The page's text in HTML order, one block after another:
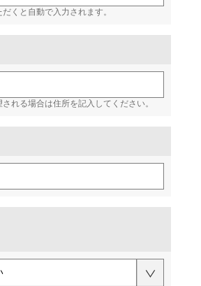
くと自動で入力されます。
れる場合は住所を記入してください。